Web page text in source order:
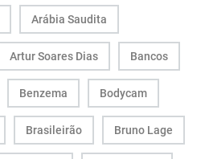
Arábia Saudita
Artur Soares Dias Bancos
Benzema Bodycam
Brasileirão Bruno Lage